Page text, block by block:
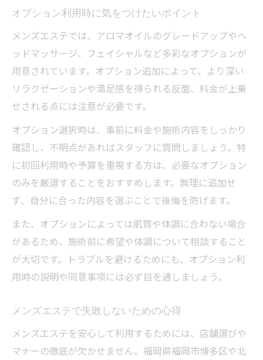
オプション利用時に気をつけたいポイント
メンズエステでは、アロマオイルのグレードアップやヘ
ッドマッサージ、フェイシャルなど多彩なオプションが
用意されています。オプション追加によって、より深い
リラクゼーションや満足感を得られる反面、料金が上乗
せされる点には注意が必要です。
オプション選択時は、事前に料金や施術内容をしっかり
確認し、不明点があればスタッフに質問しましょう。特
に初回利用時や予算を重視する方は、必要なオプション
のみを厳選することをおすすめします。無理に追加せ
ず、自分に合った内容を選ぶことで後悔を防げます。
また、オプションによっては肌質や体調に合わない場合
があるため、施術前に希望や体調について相談すること
が大切です。トラブルを避けるためにも、オプション利
用時の説明や同意事項には必ず目を通しましょう。
メンズエステで失敗しないための心得
メンズエステを安心して利用するためには、店舗選びや
マナーの徹底が欠かせません。福岡県福岡市博多区や北